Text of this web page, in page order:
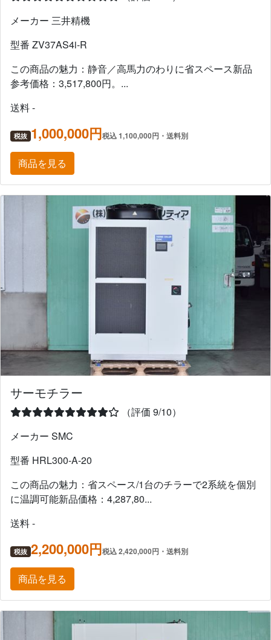
メーカー 三井精機
型番 ZV37AS4i-R
この商品の魅力：静音／高馬力のわりに省スペース新品
参考価格：3,517,800円。...
送料 -
税抜 1,000,000円税込 1,100,000円・送料別
商品を見る
サーモチラー
（評価 9/10）
メーカー SMC
型番 HRL300-A-20
この商品の魅力：省スペース/1台のチラーで2系統を個別
に温調可能新品価格：4,287,80...
送料 -
税抜 2,200,000円税込 2,420,000円・送料別
商品を見る